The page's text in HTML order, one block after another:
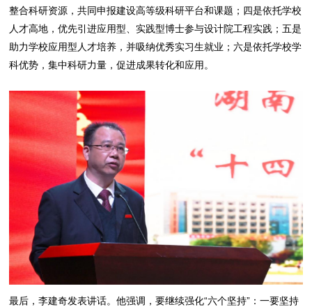
整合科研资源，共同申报建设高等级科研平台和课题；四是依托学校
人才高地，优先引进应用型、实践型博士参与设计院工程实践；五是
助力学校应用型人才培养，并吸纳优秀实习生就业；六是依托学校学
科优势，集中科研力量，促进成果转化和应用。
最后，李建奇发表讲话。他强调，要继续强化“六个坚持”：一要坚持